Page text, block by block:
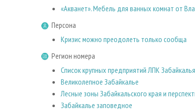
«Акванет». Мебель для ванных комнат от
Персона
Кризис можно преодолеть только сообща
Регион номера
Список крупных предприятий ЛПК Забайкалья
Великолепное Забайкалье
Лесные зоны Забайкальского края и
Забайкалье заповедное